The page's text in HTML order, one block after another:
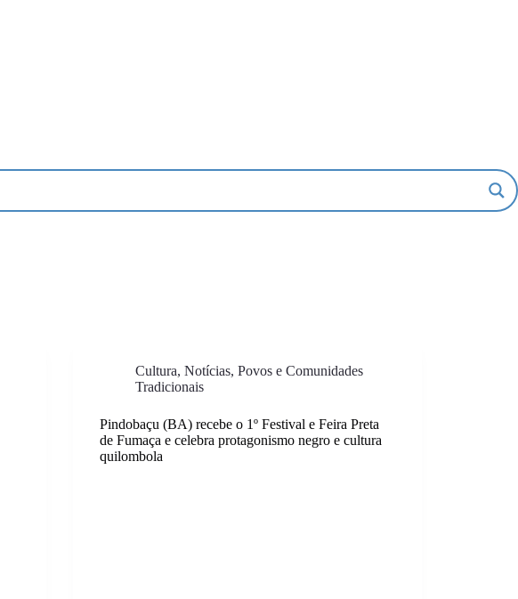
Cultura,Notícias,Povos e Comunidades
Tradicionais
Pindobaçu (BA) recebe o 1º Festival e Feira Preta
de Fumaça e celebra protagonismo negro e cultura
quilombola